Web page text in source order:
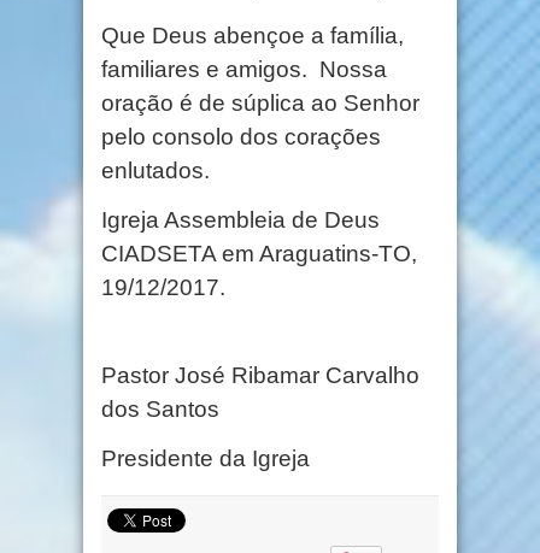
Que Deus abençoe a família,
familiares e amigos. Nossa
oração é de súplica ao Senhor
pelo consolo dos corações
enlutados.
Igreja Assembleia de Deus
CIADSETA em Araguatins-TO,
19/12/2017.
Pastor José Ribamar Carvalho
dos Santos
Presidente da Igreja